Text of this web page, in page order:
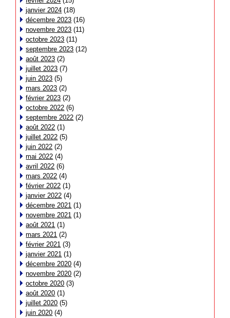
janvier 2024 (18)
décembre 2023 (16)
novembre 2023 (11)
octobre 2023 (11)
septembre 2023 (12)
août 2023 (2)
juillet 2023 (7)
juin 2023 (5)
mars 2023 (2)
février 2023 (2)
octobre 2022 (6)
septembre 2022 (2)
août 2022 (1)
juillet 2022 (5)
juin 2022 (2)
mai 2022 (4)
avril 2022 (6)
mars 2022 (4)
février 2022 (1)
janvier 2022 (4)
décembre 2021 (1)
novembre 2021 (1)
août 2021 (1)
mars 2021 (2)
février 2021 (3)
janvier 2021 (1)
décembre 2020 (4)
novembre 2020 (2)
octobre 2020 (3)
août 2020 (1)
juillet 2020 (5)
juin 2020 (4)